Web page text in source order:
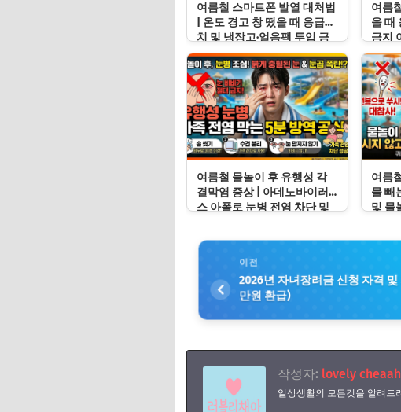
여름철 스마트폰 발열 대처법
| 온도 경고 창 떴을 때 응급처
치 및 냉장고·얼음팩 투입 금
지 이유
여름
을 때
금지
물 세
여름철 물놀이 후 유행성 각
결막염 증상 | 아데노바이러
스 아폴로 눈병 전염 차단 및
여름
물 빼
및 물
이전
2026년 자녀장려금 신청 자격
만원 환급)
작성자: lovely cheaah
일상생활의 모든것을 알려드